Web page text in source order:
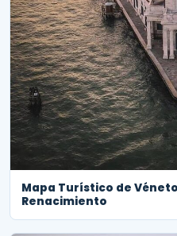
Mapa Turístico de
Renacimiento